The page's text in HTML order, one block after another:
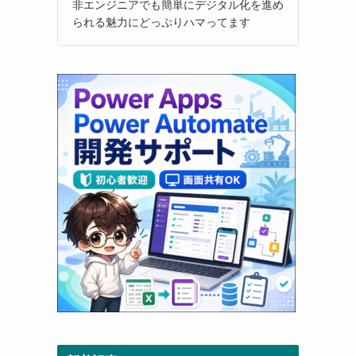
非エンジニアでも簡単にデジタル化を進め
られる魅力にどっぷりハマってます